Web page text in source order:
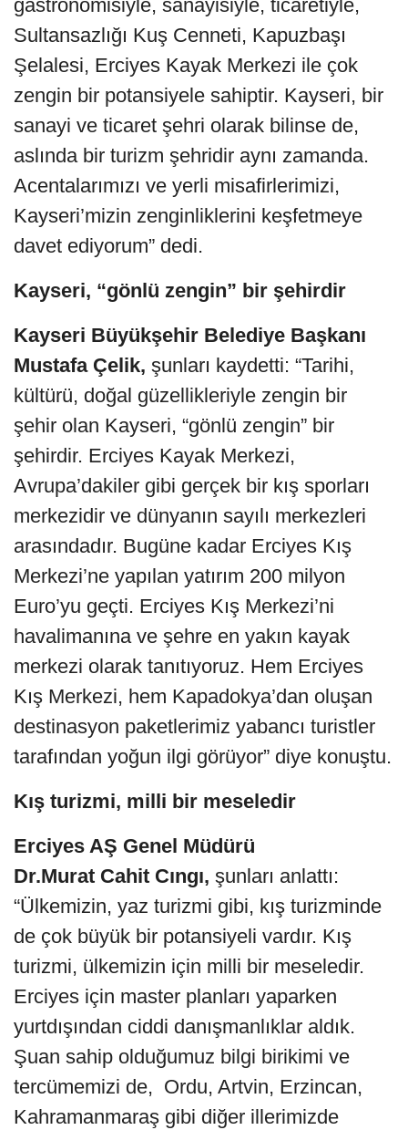
gastronomisiyle, sanayisiyle, ticaretiyle,
Sultansazlığı Kuş Cenneti, Kapuzbaşı
Şelalesi, Erciyes Kayak Merkezi ile çok
zengin bir potansiyele sahiptir. Kayseri, bir
sanayi ve ticaret şehri olarak bilinse de,
aslında bir turizm şehridir aynı zamanda.
Acentalarımızı ve yerli misafirlerimizi,
Kayseri’mizin zenginliklerini keşfetmeye
davet ediyorum” dedi.
Kayseri, “gönlü zengin” bir şehirdir
Kayseri Büyükşehir Belediye Başkanı
Mustafa Çelik, şunları kaydetti: “Tarihi,
kültürü, doğal güzellikleriyle zengin bir
şehir olan Kayseri, “gönlü zengin” bir
şehirdir. Erciyes Kayak Merkezi,
Avrupa’dakiler gibi gerçek bir kış sporları
merkezidir ve dünyanın sayılı merkezleri
arasındadır. Bugüne kadar Erciyes Kış
Merkezi’ne yapılan yatırım 200 milyon
Euro’yu geçti. Erciyes Kış Merkezi’ni
havalimanına ve şehre en yakın kayak
merkezi olarak tanıtıyoruz. Hem Erciyes
Kış Merkezi, hem Kapadokya’dan oluşan
destinasyon paketlerimiz yabancı turistler
tarafından yoğun ilgi görüyor” diye konuştu.
Kış turizmi, milli bir meseledir
Erciyes AŞ Genel Müdürü
Dr.Murat Cahit Cıngı, şunları anlattı:
“Ülkemizin, yaz turizmi gibi, kış turizminde
de çok büyük bir potansiyeli vardır. Kış
turizmi, ülkemizin için milli bir meseledir.
Erciyes için master planları yaparken
yurtdışından ciddi danışmanlıklar aldık.
Şuan sahip olduğumuz bilgi birikimi ve
tercümemizi de, Ordu, Artvin, Erzincan,
Kahramanmaraş gibi diğer illerimizde